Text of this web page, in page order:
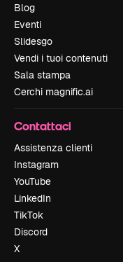
Blog
Eventi
Slidesgo
Vendi i tuoi contenuti
Sala stampa
Cerchi magnific.ai
Contattaci
Assistenza clienti
Instagram
YouTube
LinkedIn
TikTok
Discord
X